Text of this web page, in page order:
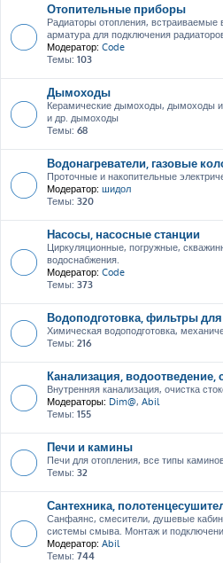
Отопительные приборы
Радиаторы отопления, встраиваемые
арматура для подключения
Модератор: Code
Темы: 103
Дымоходы
Керамические дымоходы, дымоходы
и др. дымоходы
Темы: 68
Водонагреватели, газовые
Проточные и накопительные
Модератор: шидол
Темы: 320
Насосы, насосные станции
Циркуляционные, погружные,
водоснабжения.
Модератор: Code
Темы: 373
Водоподготовка, фильтры
Химическая водоподготовка,
Темы: 216
Канализация, водоотведение,
Внутренняя канализация, очистка
Модераторы: Dim@, Abil
Темы: 155
Печи и камины
Печи для отопления, все типы
Темы: 32
Сантехника,
Санфаянс, смесители, душевые
системы смыва. Монтаж и
Модератор: Abil
Темы: 744